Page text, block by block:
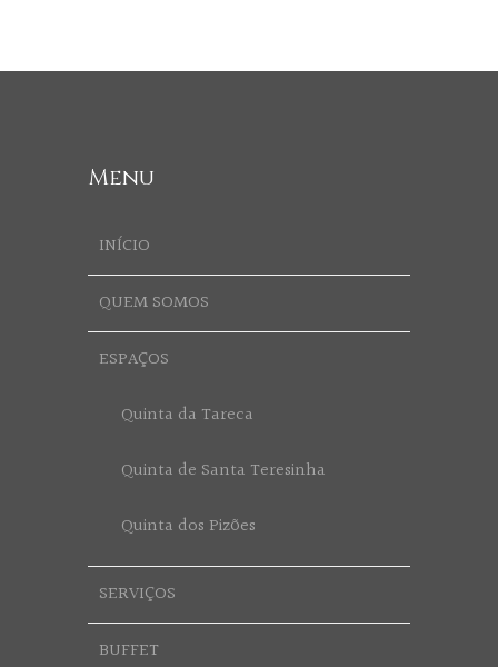
Menu
INÍCIO
QUEM SOMOS
ESPAÇOS
Quinta da Tareca
Quinta de Santa Teresinha
Quinta dos Pizões
SERVIÇOS
BUFFET